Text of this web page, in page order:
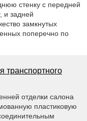
стенку с передней
и задней
замкнутых
поперечно по
транспортного
отделки салона
пластиковую